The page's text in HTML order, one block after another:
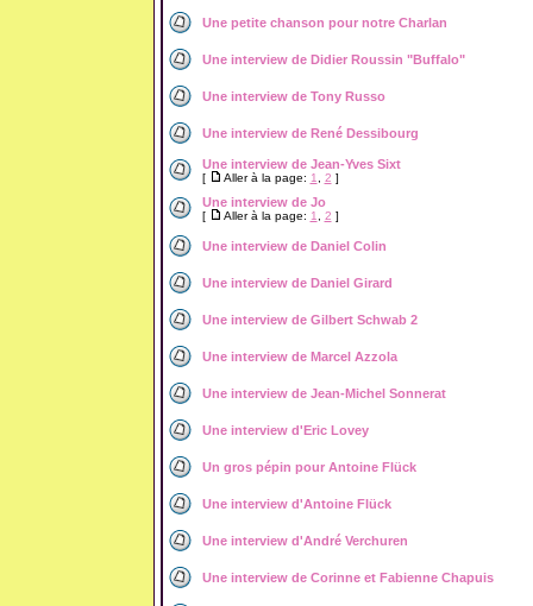
Une petite chanson pour notre Charlan
Une interview de Didier Roussin "Buffalo"
Une interview de Tony Russo
Une interview de René Dessibourg
Une interview de Jean-Yves Sixt
[ Aller à la page: 1 2 ]
Une interview de Jo
[ Aller à la page: 1 2 ]
Une interview de Daniel Colin
Une interview de Daniel Girard
Une interview de Gilbert Schwab 2
Une interview de Marcel Azzola
Une interview de Jean-Michel Sonnerat
Une interview d'Eric Lovey
Un gros pépin pour Antoine Flück
Une interview d'Antoine Flück
Une interview d'André Verchuren
Une interview de Corinne et Fabienne Chapuis